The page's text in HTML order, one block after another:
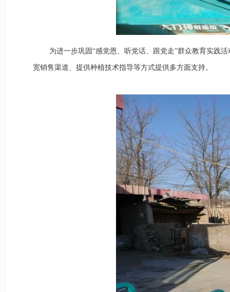
为进一步巩固 “感党恩、听党话、跟党走”群众教育实践
宽销售渠道、 提供种植技术指导等方式提供多方面支持。